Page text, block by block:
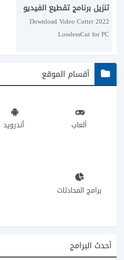
تنزيل برنامج تقطيع الفيديو
2022 LosslessCut للكمبيوتر
Download Video Cutter 2022
LosslessCut for PC
أقسام الموقع
ألعاب أندرويد
برامج المحادثات
أحدث البرامج